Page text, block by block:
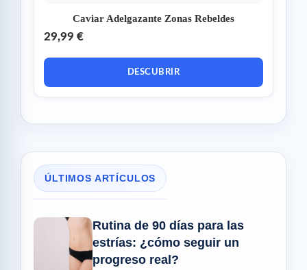
Caviar Adelgazante Zonas Rebeldes
29,99 €
DESCUBRIR
ÚLTIMOS ARTÍCULOS
Rutina de 90 días para las
estrías: ¿cómo seguir un
progreso real?